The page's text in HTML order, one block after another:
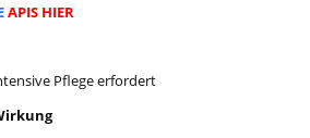
APIS HIER
Pflege erfordert